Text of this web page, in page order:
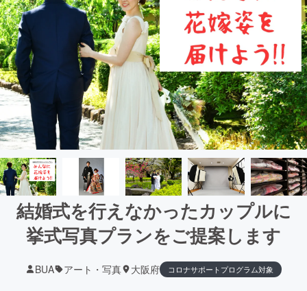
結婚式を行えなかったカップルに
挙式写真プランをご提案します
BUA アート・写真 大阪府 コロナサポートプログラム対象